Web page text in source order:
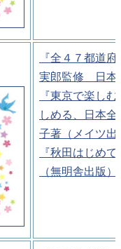
『全４７都道
実郎監修 日本
『東京で楽し
しめる、日本
子著（メイツ出
『秋田はじめ
（無明舎出版）